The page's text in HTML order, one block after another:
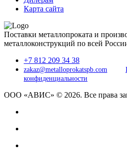
Карта сайта
Поставки металлопроката и
металлоконструкций по всей
+7 812 209 34 38
zakaz@metalloprokatspb.com
конфиденциальности
ООО «АВИС» © 2026. Все права